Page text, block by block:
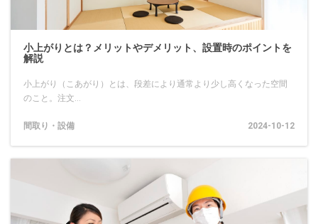
小上がりとは？メリットやデメリット、設置時のポイントを
解説
小上がり（こあがり）とは、段差により通常より少し高くなった空間
のこと。注文...
間取り・設備 2024-10-12